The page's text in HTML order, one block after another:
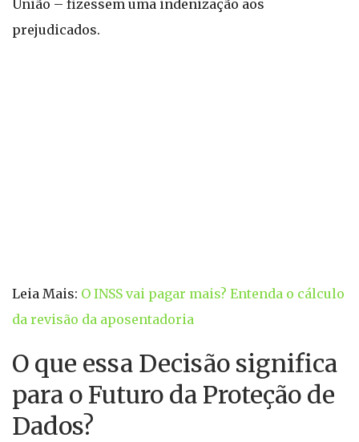
União – fizessem uma indenização aos
prejudicados.
Leia Mais: O INSS vai pagar mais? Entenda o cálculo
da revisão da aposentadoria
O que essa Decisão significa
para o Futuro da Proteção de
Dados?